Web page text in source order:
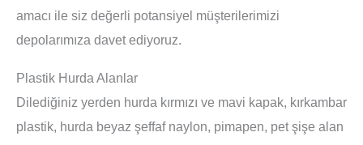
amacı ile siz değerli potansiyel müşterilerimizi
depolarımıza davet ediyoruz.
Plastik Hurda Alanlar
Dilediğiniz yerden hurda kırmızı ve mavi kapak, kırkambar
plastik, hurda beyaz şeffaf naylon, pimapen, pet şişe alan